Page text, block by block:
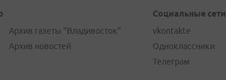
Архив газеты "Владивосток"
Архив новостей
Социальные сети
vkontakte
Одноклассники
Телеграм